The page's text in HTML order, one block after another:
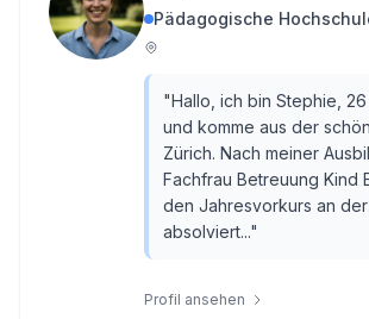
Pädagogische
"Hallo, ich bin Stephie,
und komme aus der
Zürich. Nach meiner
Fachfrau Betreuung Kind
den Jahresvorkurs an der
absolviert..."
Profil ansehen